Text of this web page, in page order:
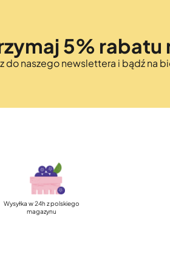
5% rabatu
do naszego newslettera i bądź na
Szybka, darmowa dostawa